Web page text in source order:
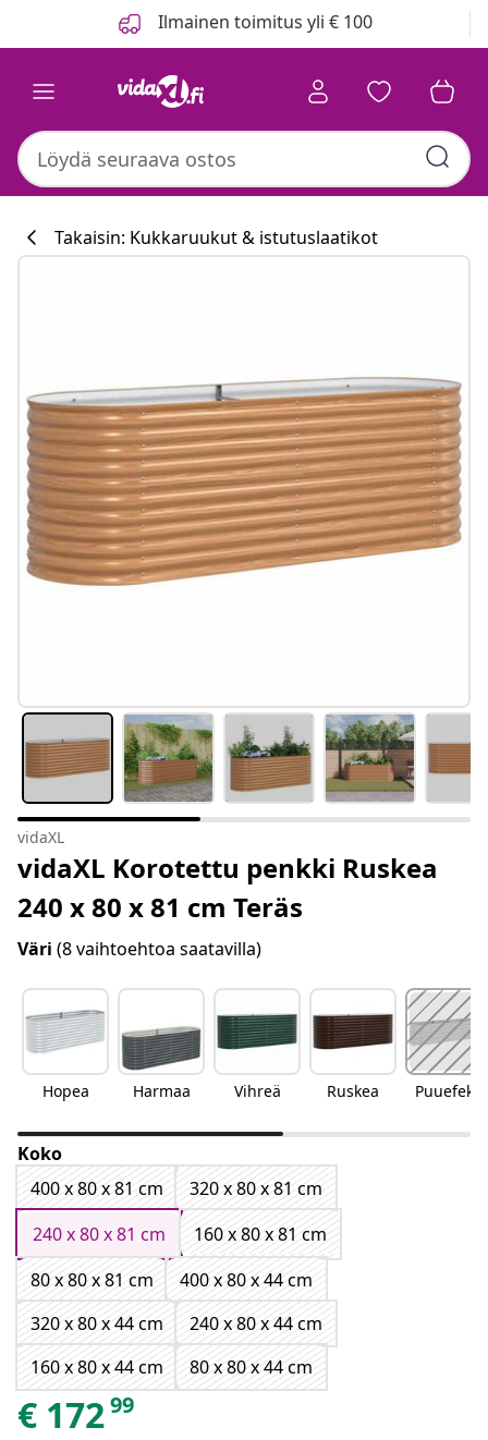
Ilmainen toimitus yli € 100
#sharemevidaxl
Takaisin: Kukkaruukut & istutuslaatikot
vidaXL
vidaXL Korotettu penkki Ruskea
240 x 80 x 81 cm Teräs
Väri (8 vaihtoehtoa saatavilla)
Hopea Harmaa Vihreä Ruskea Puuefekti
Koko
400 x 80 x 81 cm
320 x 80 x 81 cm
240 x 80 x 81 cm
160 x 80 x 81 cm
80 x 80 x 81 cm
400 x 80 x 44 cm
320 x 80 x 44 cm
240 x 80 x 44 cm
160 x 80 x 44 cm
80 x 80 x 44 cm
€ 17299